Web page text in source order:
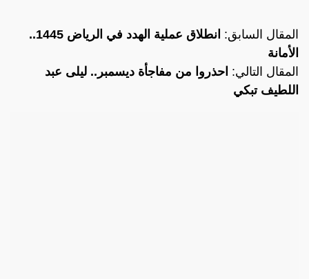
المقال السابق:
انطلاق عملية الهدد في الرياض 1445..
الأمانة
المقال التالي: احذروا من مفاجأة ديسمبر.. ليلى عبد
اللطيف تبكي